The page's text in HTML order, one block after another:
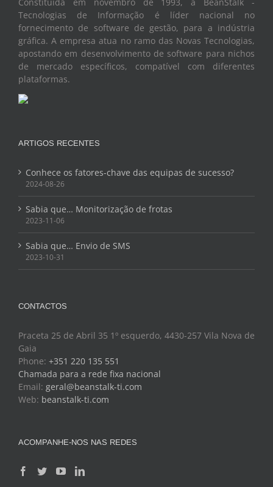
Tecnologias de Informação é líder nacional no
fornecimento de software de gestão, para a indústria
gráfica. A empresa atua no ramo das Novas Tecnologias,
apostando em desenvolvimento de software para nichos
de mercado específicos, compatível com diferentes
plataformas.
2024-08-26
Sabia que… Monitorização de frotas
2023-11-06
Sabia que… Envio de SMS
2023-10-31
Gaia
Phone:
Chamada para a rede fixa nacional
Email:geral@beanstalk-ti.com
Web:beanstalk-ti.com